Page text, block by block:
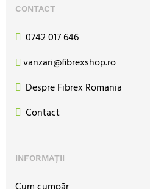
CONTACT
0742 017 646
vanzari@fibrexshop.ro
Despre Fibrex Romania
Contact
INFORMAȚII